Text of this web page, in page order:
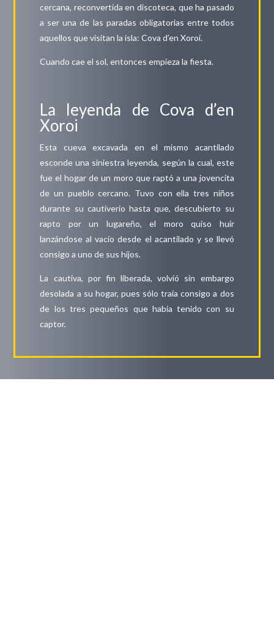
cercana, reconvertida en discoteca, que ha pasado
a ser una de las paradas obligatorias entre todos
aquellos que visitan la isla: Cova d’en Xoroi.
Cuando cae el sol, entonces empieza la fiesta.
La leyenda de Cova d’en
Xoroi
Esta cueva excavada en el mismo acantilado
esconde una siniestra leyenda, según la cual, este
fue el hogar de un moro que raptó a una jovencita
de un pueblo cercano. Tuvo con ella tres niños
durante su cautiverio hasta que, descubierto su
rapto por un lugareño, el moro quiso huir
lanzándose al vacío desde el acantilado y se llevó
consigo a uno de sus hijos.
La cautiva, por fin liberada, volvió sin embargo
desolada a su hogar, pues sólo traía consigo a dos
de los tres pequeños que había tenido con su
captor.